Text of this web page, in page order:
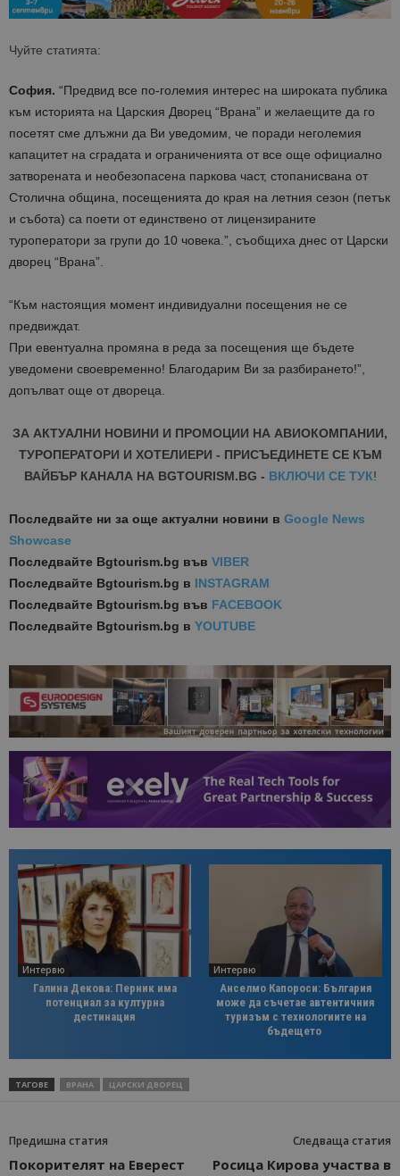
Чуйте статията:
София. “Предвид все по-големия интерес на широката публика
към историята на Царския Дворец “Врана” и желаещите да го
посетят сме длъжни да Ви уведомим, че поради неголемия
капацитет на сградата и ограниченията от все още официално
затворената и необезопасена паркова част, стопанисвана от
Столична община, посещенията до края на летния сезон (петък
и събота) са поети от единствено от лицензираните
туроператори за групи до 10 човека.”, съобщиха днес от Царски
дворец “Врана”.
“Към настоящия момент индивидуални посещения не се
предвиждат.
При евентуална промяна в реда за посещения ще бъдете
уведомени своевременно! Благодарим Ви за разбирането!”,
допълват още от двореца.
ЗА АКТУАЛНИ НОВИНИ И ПРОМОЦИИ НА АВИОКОМПАНИИ,
ТУРОПЕРАТОРИ И ХОТЕЛИЕРИ - ПРИСЪЕДИНЕТЕ СЕ КЪМ
ВАЙБЪР КАНАЛА НА BGTOURISM.BG - ВКЛЮЧИ СЕ ТУК!
Последвайте ни за още актуални новини в Google News
Showcase
Последвайте Bgtourism.bg във VIBER
Последвайте Bgtourism.bg в INSTAGRAM
Последвайте Bgtourism.bg във FACEBOOK
Последвайте Bgtourism.bg в YOUTUBE
Интервю
Галина Декова: Перник има
потенциал за културна
дестинация
Интервю
Анселмо Капороси: България
може да съчетае автентичния
туризъм с технологиите на
бъдещето
ТАГОВЕ ВРАНА ЦАРСКИ ДВОРЕЦ
Предишна статия
Покорителят на Еверест
Следваща статия
Росица Кирова участва в